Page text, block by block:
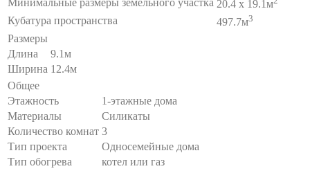
20.4 x 19.1м
Кубатура пространства 497.7м3
Размеры
Длина
9.1м
Ширина 12.4м
Общее
Этажность
1-этажные дома
Материалы
Силикаты
Количество комнат 3
Тип проекта
Односемейные дома
Тип обогрева
котел или газ